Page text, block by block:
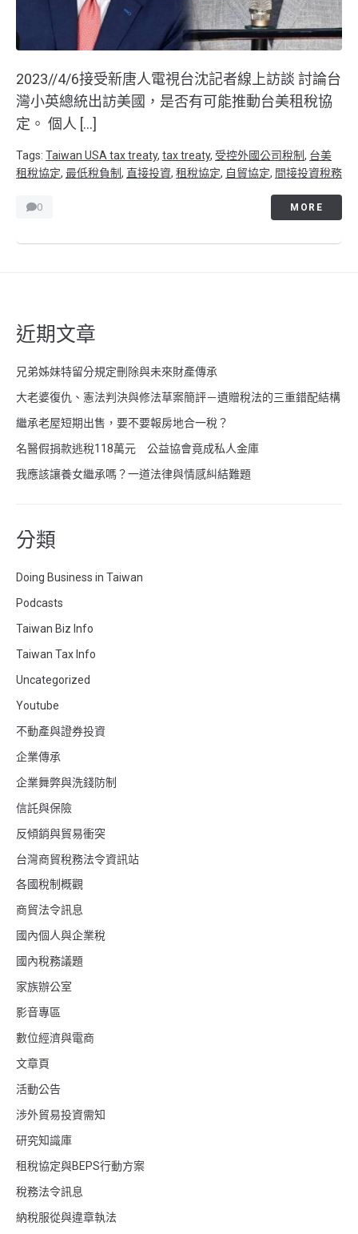
2023//4/6接受新唐人電視台沈記者線上訪談 討論台
灣小英總統出訪美國，是否有可能推動台美租稅協
定。 個人 […]
Tags: Taiwan USA tax treaty, tax treaty, 受控外國公司稅制, 台美
租稅協定, 最低稅負制, 直接投資, 租稅協定, 自貿協定, 間接投資稅務
0 MORE
近期文章
兄弟姊妹特留分規定刪除與未來財產傳承
大老婆復仇、憲法判決與修法草案簡評－遺贈稅法的三重錯配結構
繼承老屋短期出售，要不要報房地合一稅？
名醫假捐款逃稅118萬元 公益協會竟成私人金庫
我應該讓養女繼承嗎？一道法律與情感糾結難題
分類
Doing Business in Taiwan
Podcasts
Taiwan Biz Info
Taiwan Tax Info
Uncategorized
Youtube
不動產與證券投資
企業傳承
企業舞弊與洗錢防制
信託與保險
反傾銷與貿易衝突
台灣商貿稅務法令資訊站
各國稅制概觀
商貿法令訊息
國內個人與企業稅
國內稅務議題
家族辦公室
影音專區
數位經濟與電商
文章頁
活動公告
涉外貿易投資需知
研究知識庫
租稅協定與BEPS行動方案
稅務法令訊息
納稅服從與違章執法